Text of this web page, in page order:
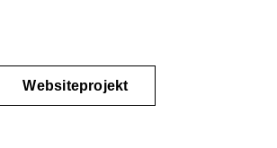
Websiteprojekt